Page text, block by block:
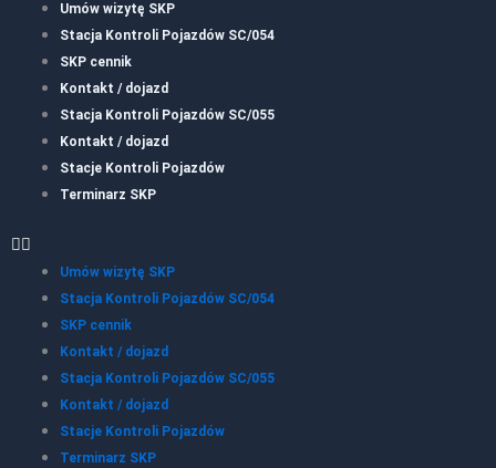
Umów wizytę SKP
Stacja Kontroli Pojazdów SC/054
SKP cennik
Kontakt / dojazd
Stacja Kontroli Pojazdów SC/055
Kontakt / dojazd
Stacje Kontroli Pojazdów
Terminarz SKP
Umów wizytę SKP
Stacja Kontroli Pojazdów SC/054
SKP cennik
Kontakt / dojazd
Stacja Kontroli Pojazdów SC/055
Kontakt / dojazd
Stacje Kontroli Pojazdów
Terminarz SKP